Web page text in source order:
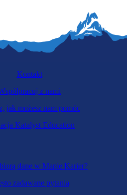
dane w Mapie Karier?
zadawane pytania
Kontakt
z nami
jak możesz nam pomóc
Katalyst Education